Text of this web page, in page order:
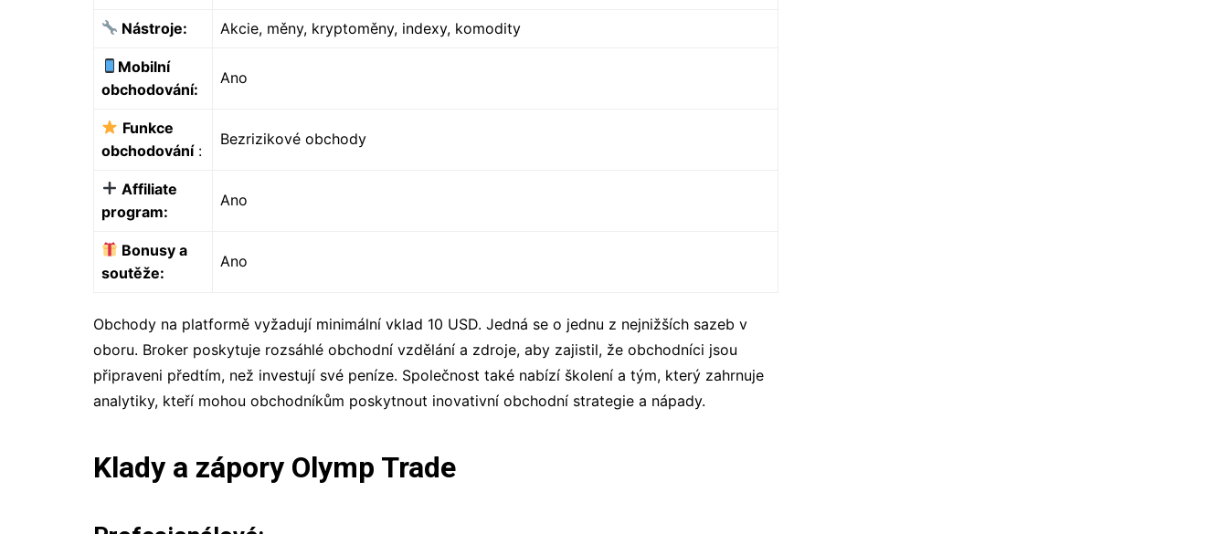
Nástroje: Akcie, měny, kryptoměny, indexy, komodity
Mobilní
obchodování:
Ano
Funkce
obchodování:
Bezrizikové obchody
Affiliate
program:
Ano
Bonusy a
soutěže:
Ano
Obchody na platformě vyžadují minimální vklad 10 USD. Jedná se o jednu z nejnižších sazeb v
oboru. Broker poskytuje rozsáhlé obchodní vzdělání a zdroje, aby zajistil, že obchodníci jsou
připraveni předtím, než investují své peníze. Společnost také nabízí školení a tým, který zahrnuje
analytiky, kteří mohou obchodníkům poskytnout inovativní obchodní strategie a nápady.
Klady a zápory Olymp Trade